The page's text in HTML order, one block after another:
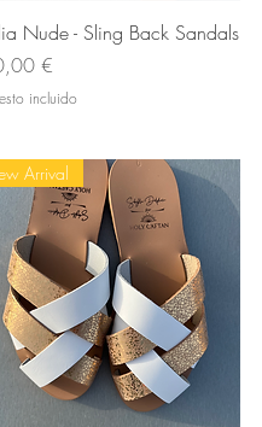
Vista rápida
Nude - Sling Back Sandals
€
incluido
Arrival